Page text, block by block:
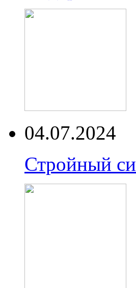
04.07.2024
Стройный